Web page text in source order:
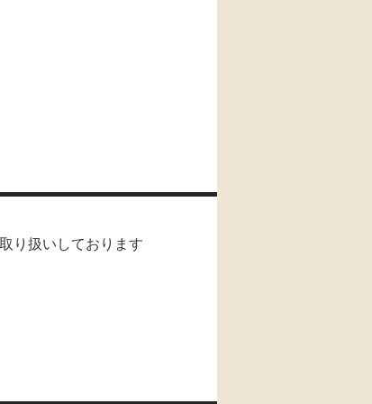
り扱いしております